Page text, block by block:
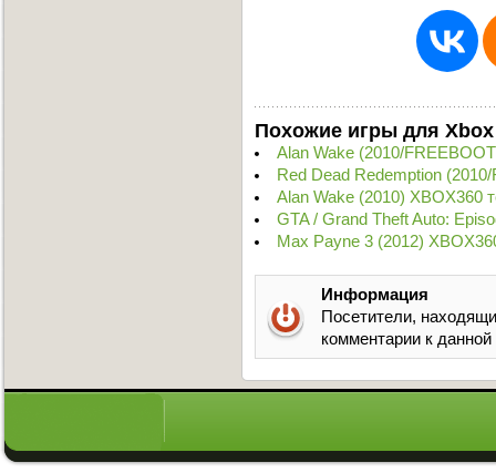
Похожие игры для Xbox
Alan Wake (2010/
Red Dead Redemption
Alan Wake (2010) XBOX360
GTA / Grand Theft Auto:
Max Payne 3 (2012)
Информация
Посетители,
комментарии к